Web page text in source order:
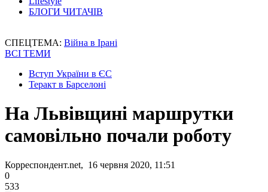
БЛОГИ ЧИТАЧІВ
СПЕЦТЕМА: Війна в Ірані
ВСІ ТЕМИ
Вступ України в ЄС
Теракт в Барселоні
На Львівщині маршрутки
самовільно почали роботу
Корреспондент.net, 16 червня 2020, 11:51
0
533